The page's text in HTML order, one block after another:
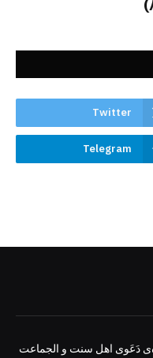
Twitter
Telegram
دَعَوی اهل سنت و الجماعت